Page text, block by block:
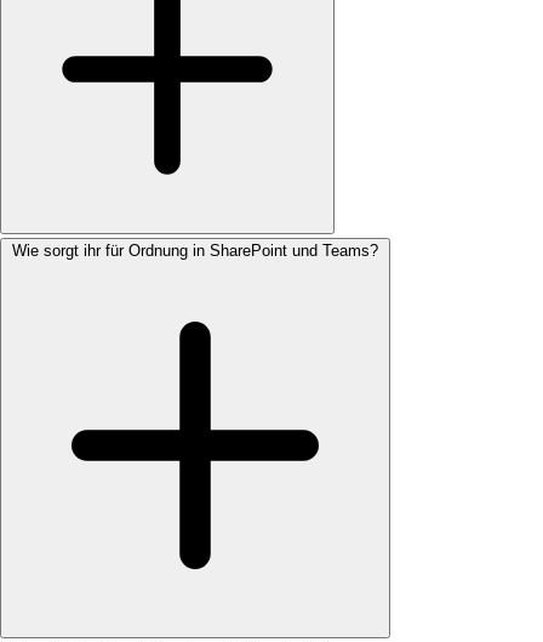
Wie sorgt ihr für Ordnung in SharePoint und Teams?